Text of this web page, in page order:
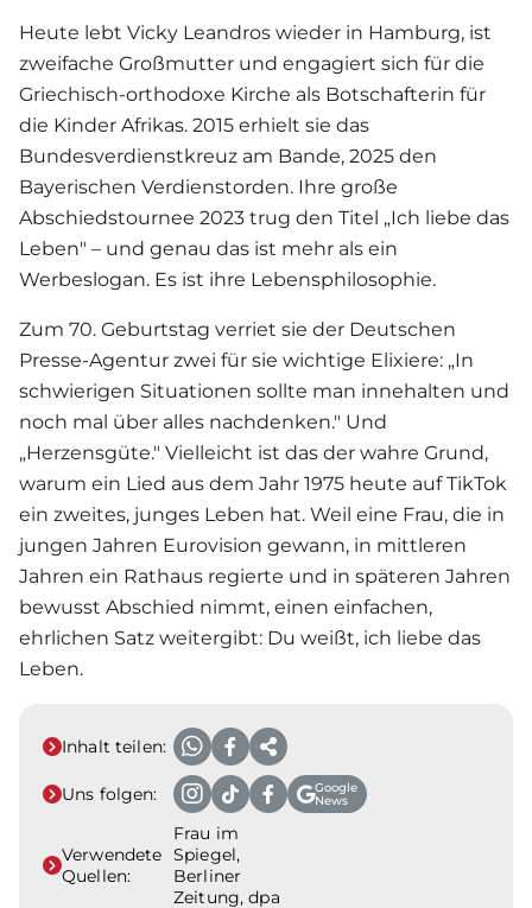
Heute lebt Vicky Leandros wieder in Hamburg, ist
zweifache Großmutter und engagiert sich für die
Griechisch-orthodoxe Kirche als Botschafterin für
die Kinder Afrikas. 2015 erhielt sie das
Bundesverdienstkreuz am Bande, 2025 den
Bayerischen Verdienstorden. Ihre große
Abschiedstournee 2023 trug den Titel „Ich liebe das
Leben" – und genau das ist mehr als ein
Werbeslogan. Es ist ihre Lebensphilosophie.
Zum 70. Geburtstag verriet sie der Deutschen
Presse-Agentur zwei für sie wichtige Elixiere: „In
schwierigen Situationen sollte man innehalten und
noch mal über alles nachdenken." Und
„Herzensgüte." Vielleicht ist das der wahre Grund,
warum ein Lied aus dem Jahr 1975 heute auf TikTok
ein zweites, junges Leben hat. Weil eine Frau, die in
jungen Jahren Eurovision gewann, in mittleren
Jahren ein Rathaus regierte und in späteren Jahren
bewusst Abschied nimmt, einen einfachen,
ehrlichen Satz weitergibt: Du weißt, ich liebe das
Leben.
Inhalt teilen:
Uns folgen:
Google
News
Verwendete
Quellen:
Frau im
Spiegel,
Berliner
Zeitung, dpa